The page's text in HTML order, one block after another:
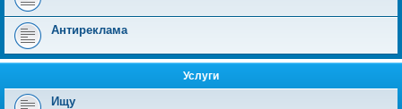
Антиреклама
Услуги
Ищу